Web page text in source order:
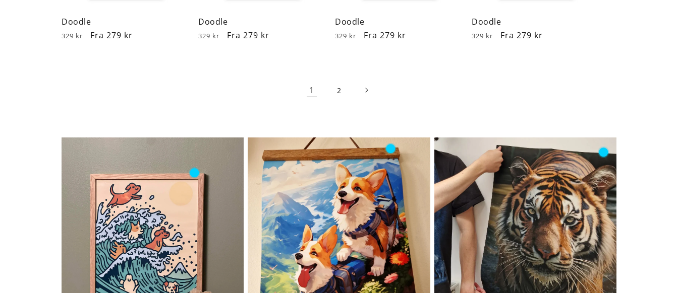
Doodle
Normalpris
329 kr Udsalgspris
Fra 279 kr
Doodle
Normalpris
329 kr Udsalgspris
Fra 279 kr
Doodle
Normalpris
329 kr Udsalgspris
Fra 279 kr
Doodle
Normalpris
329 kr Udsalgspris
Fra 279 kr
1 2